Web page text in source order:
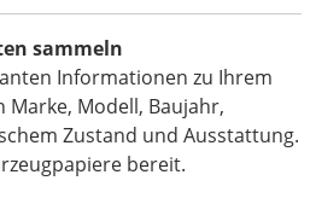
sammeln
Informationen zu Ihrem
Marke, Modell, Baujahr,
Zustand und Ausstattung.
bereit.